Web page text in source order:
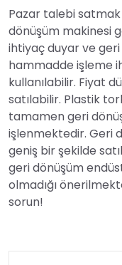
Pazar talebi
dönüşüm makinesi
ihtiyaç duyar ve
hammadde işleme
kullanılabilir. Fiyat
satılabilir. Plastik
tamamen geri
işlenmektedir. Geri
geniş bir şekilde
geri dönüşüm
olmadığı
sorun!